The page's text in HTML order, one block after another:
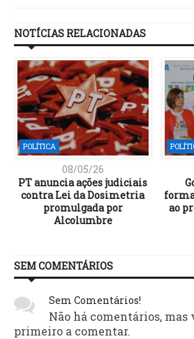
NOTÍCIAS RELACIONADAS
POLÍTICA
08/05/26
PT anuncia ações judiciais
contra Lei da Dosimetria
promulgada por
Alcolumbre
ao
SEM COMENTÁRIOS
Sem Comentários!
Não há comentários, mas
primeiro a comentar.